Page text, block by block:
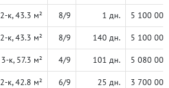
2-к, 43.3 м² 8/9 1 дн. 5 100 000
2-к, 43.3 м² 8/9 140 дн. 5 100 000
3-к, 57.3 м² 4/9 101 дн. 5 080 000
2-к, 42.8 м² 6/9 25 дн. 3 700 000